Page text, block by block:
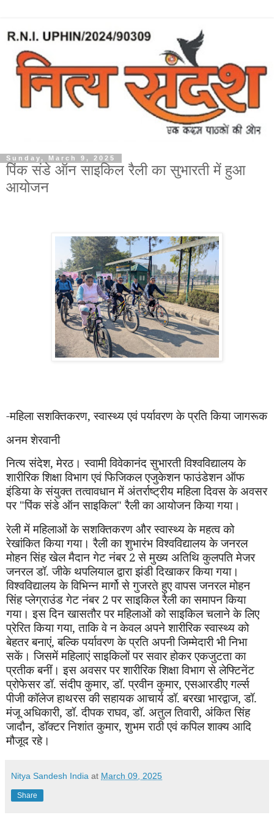
Sunday, March 9, 2025
पिंक संडे ऑन साइकिल रैली का सुभारती में हुआ
आयोजन
-महिला सशक्तिकरण,स्वास्थ्य एवं पर्यावरण के प्रति किया जागरूक
अनम शेरवानी
नित्य संदेश,मेरठ। स्वामी विवेकानंद सुभारती विश्वविद्यालय के
शारीरिक शिक्षा विभाग एवं फिजिकल एजुकेशन फाउंडेशन ऑफ
इंडिया के संयुक्त तत्वावधान में अंतर्राष्ट्रीय महिला दिवस के अवसर
पर "पिंक संडे ऑन साइकिल" रैली का आयोजन किया गया।
रेली में महिलाओं के सशक्तिकरण और स्वास्थ्य के महत्व को
रेखांकित किया गया। रैली का शुभारंभ विश्वविद्यालय के जनरल
मोहन सिंह खेल मैदान गेट नंबर 2से मुख्य अतिथि कुलपति मेजर
जनरल डॉ. जीके थपलियाल द्वारा झंडी दिखाकर किया गया।
विश्वविद्यालय के विभिन्न मार्गो से गुजरते हुए वापस जनरल मोहन
सिंह प्लेग्राउंड गेट नंबर 2पर साइकिल रैली का समापन किया
गया। इस दिन खासतौर पर महिलाओं को साइकिल चलाने के लिए
प्रेरित किया गया,ताकि वे न केवल अपने शारीरिक स्वास्थ्य को
बेहतर बनाएं,बल्कि पर्यावरण के प्रति अपनी जिम्मेदारी भी निभा
सकें। जिसमें महिलाएं साइकिलों पर सवार होकर एकजुटता का
प्रतीक बनीं। इस अवसर पर शारीरिक शिक्षा विभाग से लेफ्टिनेंट
प्रोफेसर डॉ. संदीप कुमार,डॉ. प्रवीन कुमार,एसआरडीए गर्ल्स
पीजी कॉलेज हाथरस की सहायक आचार्य डॉ. बरखा भारद्वाज,डॉ.
मंजू अधिकारी,डॉ. दीपक राघव,डॉ. अतुल तिवारी, अंकित सिंह
जादौन,डॉक्टर निशांत कुमार,शुभम राठी एवं कपिल शाक्य आदि
मौजूद रहे।
Nitya Sandesh India at March 09, 2025
Share